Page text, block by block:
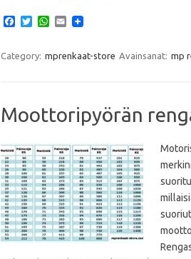
e
T
t
W
t
E
i
Category: mprenkaat-store Avainsanat: mp
Moottoripyörän